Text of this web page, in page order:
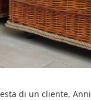
di un cliente,